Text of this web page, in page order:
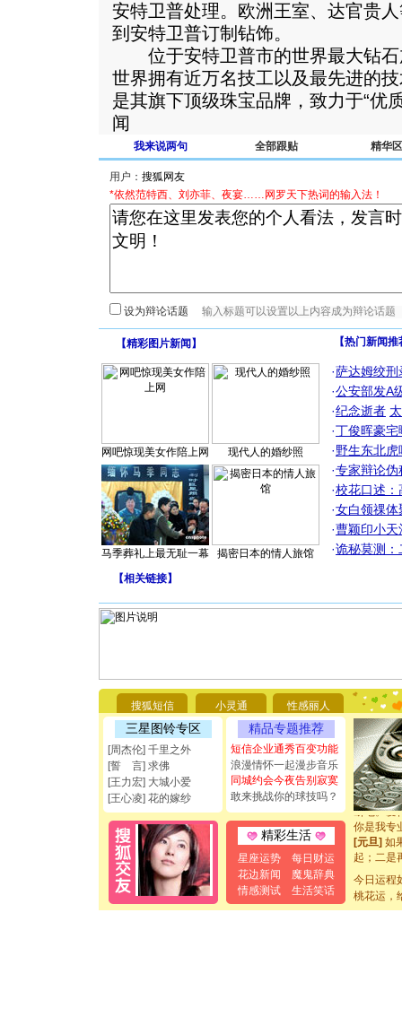
安特卫普处理。欧洲王室、达官贵
到安特卫普订制钻饰。
位于安特卫普市的世界最大钻石
世界拥有近万名技工以及最先进的
是其旗下顶级珠宝品牌，致力于“优
闻
我来说两句 全部跟贴 精华区
用户：
*依然范特西、刘亦菲、夜宴……网罗天下热词的输入法！
设为辩论话题
【精彩图片新闻 】
网吧惊现美女作陪上网 现代人的婚纱照
马季葬礼上最无耻一幕 揭密日本的情人旅馆
【热门新闻
·萨达姆绞刑
·公安部发A
·纪念逝者
·丁俊晖豪
·野生东北
·专家辩论伪
·校花口述：
·女白领祼体
·曹颖印小天
·诡秘莫测：
【相关链接】
搜狐短信 小灵通 性感丽人
三星图铃专区
[周杰伦] 千里之外
[誓 言] 求佛
[王力宏] 大城小爱
[王心凌] 花的嫁纱
精品专题推荐
短信企业通秀百变功能
浪漫情怀一起漫步音乐
同城约会今夜告别寂寞
敢来挑战你的球技吗？
精彩生活
星座运势
每日财运
花边新闻
魔鬼辞典
情感测试
生活笑话
你太多，
要平安！
[圣诞节]
能正大光
都要快乐
[圣诞节]
如意,快
[元旦]看
断电。爱
你是我专
[元旦]如
起；二是
离。水晶
[元旦]当
泣，这痛
卖了。水
今日运程
桃花运，